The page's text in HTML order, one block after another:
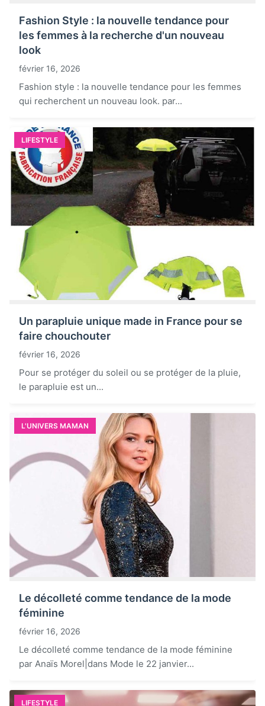
Fashion Style : la nouvelle tendance pour
les femmes à la recherche d'un nouveau
look
février 16, 2026
Fashion style : la nouvelle tendance pour les femmes
qui recherchent un nouveau look. par...
LIFESTYLE
Un parapluie unique made in France pour se
faire chouchouter
février 16, 2026
Pour se protéger du soleil ou se protéger de la pluie,
le parapluie est un...
L'UNIVERS MAMAN
Le décolleté comme tendance de la mode
féminine
février 16, 2026
Le décolleté comme tendance de la mode féminine
par Anaïs Morel|dans Mode le 22 janvier...
LIFESTYLE